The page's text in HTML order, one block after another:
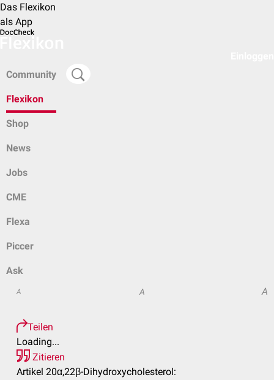
Das Flexikon
als App
Community
Flexikon
Shop
News
Jobs
CME
Flexa
Piccer
Ask
A A A
Teilen
Loading...
Zitieren
Artikel 20α,22β-Dihydroxycholesterol: